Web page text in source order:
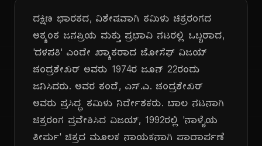
ದಕ್ಷಿಣ ಭಾರತದ, ವಿಶೇಷವಾಗಿ ತಮಿಳು ಚಿತ್ರರಂಗದ
ಅತ್ಯಂತ ಜನಪ್ರಿಯ ಮತ್ತು ಪ್ರಭಾವಿ ನಟರಲ್ಲಿ ಒಬ್ಬರಾದ,
'ದಳಪತಿ' ಎಂದೇ ಖ್ಯಾತರಾದ ಜೋಸೆಫ್ ವಿಜಯ್
ಚಂದ್ರಶೇಖರ್ ಅವರು 1974ರ ಜೂನ್ 22ರಂದು
ಜನಿಸಿದರು. ಅವರ ತಂದೆ, ಎಸ್.ಎ. ಚಂದ್ರಶೇಖರ್
ಅವರು ಪ್ರಸಿದ್ಧ ತಮಿಳು ನಿರ್ದೇಶಕರು. ಬಾಲ ನಟನಾಗಿ
ಚಿತ್ರರಂಗ ಪ್ರವೇಶಿಸಿದ ವಿಜಯ್, 1992ರಲ್ಲಿ 'ನಾಳೈಯ
ತೀರ್ಪು' ಚಿತ್ರದ ಮೂಲಕ ನಾಯಕನಾಗಿ ಪಾದಾರ್ಪಣೆ